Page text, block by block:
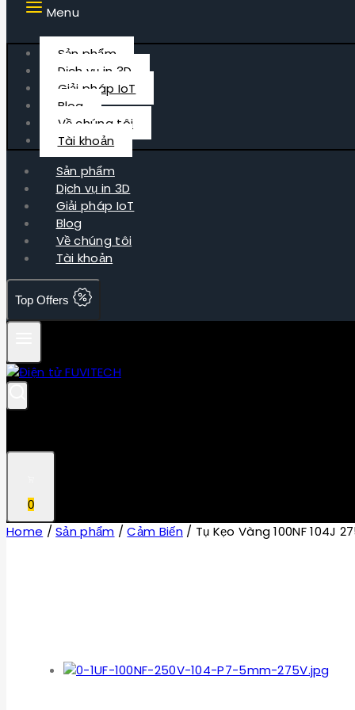
Menu
Sản phẩm
Dịch vụ in 3D
Giải pháp IoT
Blog
Về chúng tôi
Tài khoản
Sản phẩm
Dịch vụ in 3D
Giải pháp IoT
Blog
Về chúng tôi
Tài khoản
Top Offers
0
Home / Sản phẩm / Cảm Biến / Tụ Kẹo Vàng 100NF 104J